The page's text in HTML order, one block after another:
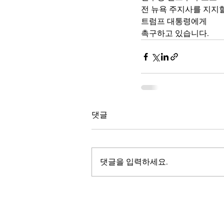
전 뉴욕 주지사를 지지
트럼프 대통령에게
촉구하고 있습니다.
댓글
댓글을 입력하세요.